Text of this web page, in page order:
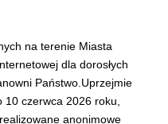
na terenie Miasta
dla dorosłych
Państwo.Uprzejmie
czerwca 2026 roku,
anonimowe